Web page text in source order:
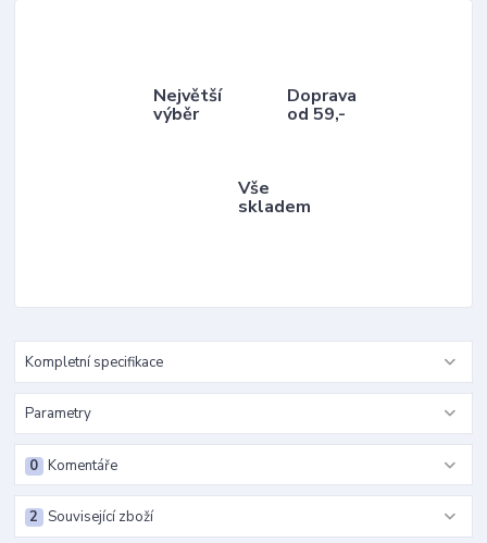
Největší
výběr
Doprava
od 59,-
Vše
skladem
Kompletní specifikace
Parametry
Komentáře
0
Související zboží
2